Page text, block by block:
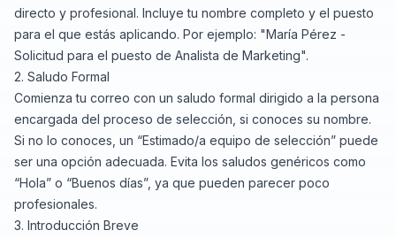
directo y profesional. Incluye tu nombre completo y el puesto
para el que estás aplicando. Por ejemplo: "María Pérez -
Solicitud para el puesto de Analista de Marketing".
2. Saludo Formal
Comienza tu correo con un saludo formal dirigido a la persona
encargada del proceso de selección, si conoces su nombre.
Si no lo conoces, un “Estimado/a equipo de selección” puede
ser una opción adecuada. Evita los saludos genéricos como
“Hola” o “Buenos días”, ya que pueden parecer poco
profesionales.
3. Introducción Breve